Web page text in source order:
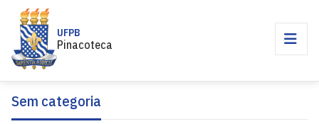
UFPB
Pinacoteca
Sem categoria